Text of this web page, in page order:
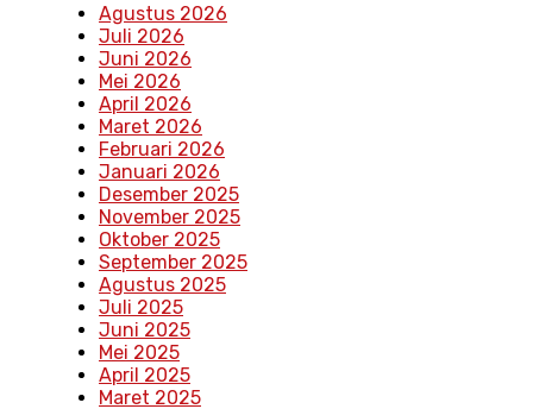
Agustus 2026
Juli 2026
Juni 2026
Mei 2026
April 2026
Maret 2026
Februari 2026
Januari 2026
Desember 2025
November 2025
Oktober 2025
September 2025
Agustus 2025
Juli 2025
Juni 2025
Mei 2025
April 2025
Maret 2025